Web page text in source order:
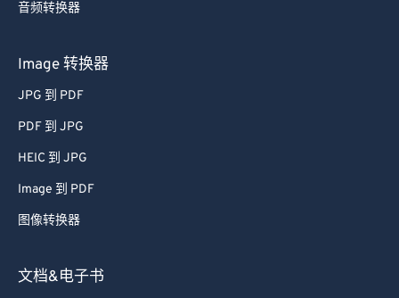
音频转换器
Image 转换器
JPG 到 PDF
PDF 到 JPG
HEIC 到 JPG
Image 到 PDF
图像转换器
文档&电子书